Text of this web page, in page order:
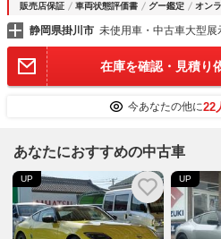
販売店保証 車両状態評価書 グー鑑定 オン
静岡県掛川市 未使用車・中古車大型
在庫を確認・見積り
今あなたの他に22
あなたにおすすめの中古車
UP UP